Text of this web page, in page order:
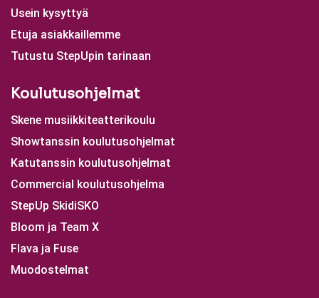
Usein kysyttyä
Etuja asiakkaillemme
Tutustu StepUpin tarinaan
Koulutusohjelmat
Skene musiikkiteatterikoulu
Showtanssin koulutusohjelmat
Katutanssin koulutusohjelmat
Commercial koulutusohjelma
StepUp SkidiSKO
Bloom ja Team X
Flava ja Fuse
Muodostelmat